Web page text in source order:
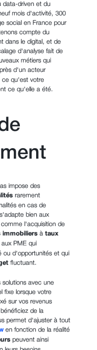
data-driven et du
mois d'activité, 300
social en France pour
compte du
dans le digital, et de
d'analyse fait de
métiers qui
d'un acteur
ce qu'est votre
ce qu'elle a été.
impose des
rarement
en cas de
bien aux
comme l'acquisition de
immobiliers à taux
PME qui
ou d'opportunités et qui
fluctuant.
solutions avec une
fixe lorsque votre
sur vos revenus
de la
permet d'ajuster à tout
en fonction de la réalité
peuvent ainsi